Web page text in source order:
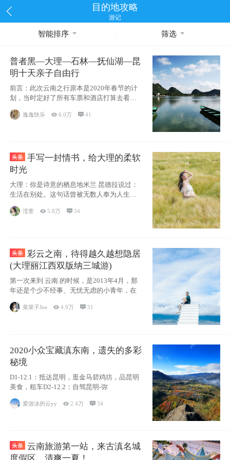
目的地攻略
游记
智能排序 筛选
普者黑—大理—石林—抚仙湖—昆
明十天亲子自由行
前言：此次云南之行原本是2020年春节的计
划，当时定好了所有车票和酒店打算去看红
嘴鸥，但是一场突如其来的
逸逸快乐 6.0万 41
手写一封情书，给大理的柔软
时光
大理：你是诗意的栖息地米兰 昆德拉说过：
生活在别处。这句话曾被无数人奉为人生信
滢萱  5.8万  34
彩云之南，待得越久越想隐居
(大理丽江西双版纳三城游)
第一次来到 云南 的时候，是2013年4月，那
年还是个少不经事、无忧无虑的小青年，在
菜菜子Joe 4.9万 31
2020小众宝藏滇东南，遗失的多彩
秘境
D1-12.1：抵达昆明，逛金马碧鸡坊，品昆明
美食，租车D2-12.2：自驾昆明-弥
爱游泳的云yy 2.4万  34
云南旅游第一站，来古滇名城